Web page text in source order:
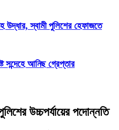
স্বামী পুলিশের হেফাজতে
সন্দেহে আনিছ গ্রেপ্তার
উচ্চপর্যায়ের পদোন্নতি